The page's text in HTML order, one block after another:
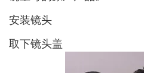
安装镜头
取下镜头盖